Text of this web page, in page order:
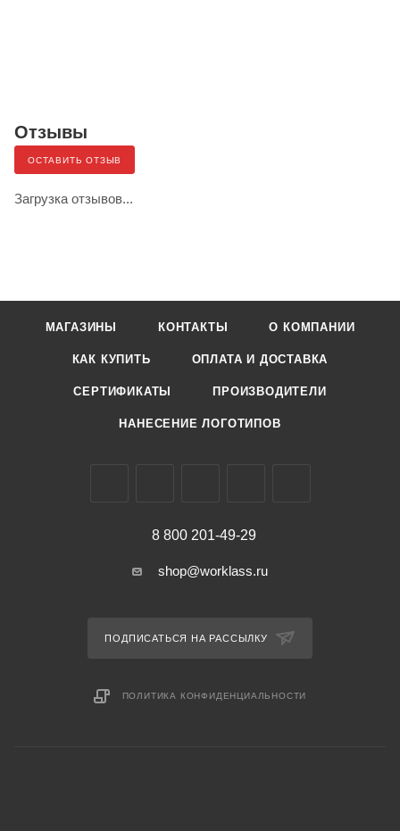
Отзывы
ОСТАВИТЬ ОТЗЫВ
Загрузка отзывов...
МАГАЗИНЫ КОНТАКТЫ О КОМПАНИИ
КАК КУПИТЬ ОПЛАТА И ДОСТАВКА
СЕРТИФИКАТЫ ПРОИЗВОДИТЕЛИ
НАНЕСЕНИЕ ЛОГОТИПОВ
8 800 201-49-29
shop@worklass.ru
ПОДПИСАТЬСЯ НА РАССЫЛКУ
ПОЛИТИКА КОНФИДЕНЦИАЛЬНОСТИ